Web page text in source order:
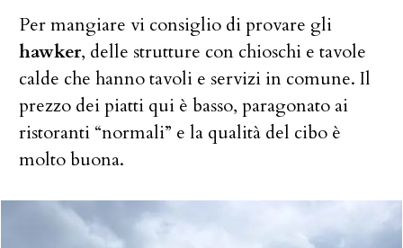
Per mangiare vi consiglio di provare gli
hawker, delle strutture con chioschi e tavole
calde che hanno tavoli e servizi in comune. Il
prezzo dei piatti qui è basso, paragonato ai
ristoranti “normali” e la qualità del cibo è
molto buona.